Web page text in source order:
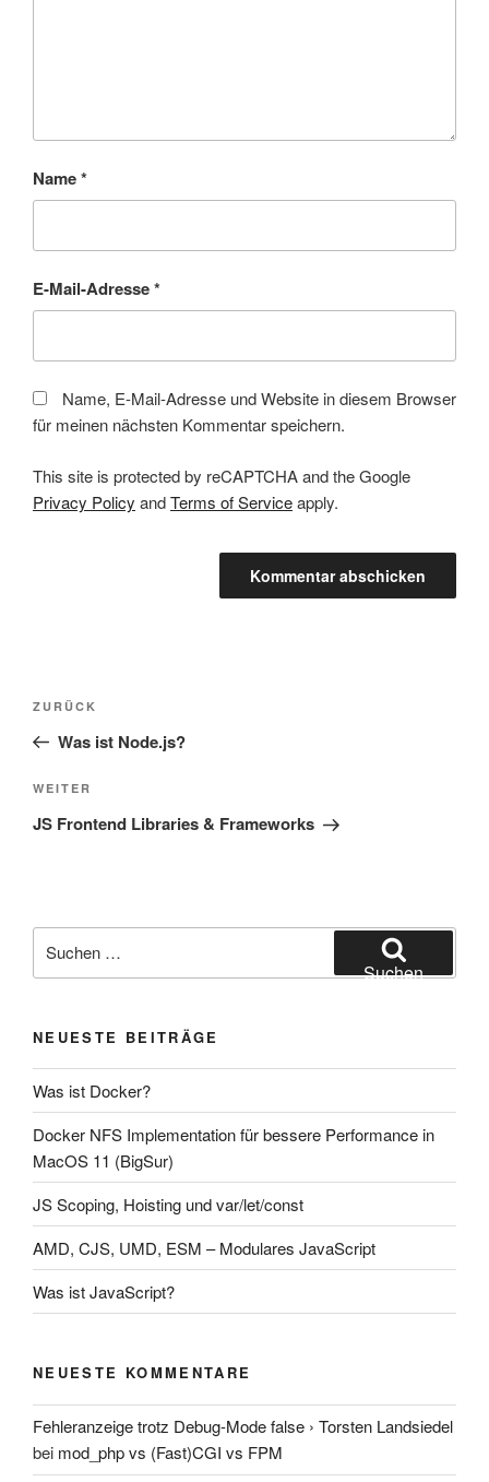
Name*
E-Mail-Adresse*
Name, E-Mail-Adresse und Website in diesem Browser
für meinen nächsten Kommentar speichern.
This site is protected by reCAPTCHA and the Google
Privacy Policy andTerms of Serviceapply.
Beitragsnavigation
Vorheriger
Beitrag
ZURÜCK
Was ist Node.js?
Nächster
Beitrag
WEITER
JS Frontend Libraries & Frameworks
nach:
Suchen
NEUESTE BEITRÄGE
Was ist Docker?
Docker NFS Implementation für bessere Performance in
MacOS 11 (BigSur)
JS Scoping, Hoisting und var/let/const
AMD, CJS, UMD, ESM – Modulares JavaScript
Was ist JavaScript?
NEUESTE KOMMENTARE
Fehleranzeige trotz Debug-Mode false › Torsten Landsiedel
bei mod_php vs (Fast)CGI vs FPM